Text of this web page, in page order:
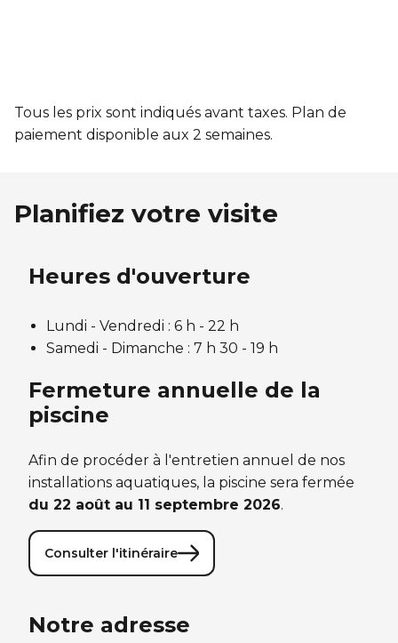
Tous les prix sont indiqués avant taxes. Plan de
paiement disponible aux 2 semaines.
Planifiez votre visite
Heures d'ouverture
Lundi - Vendredi : 6 h - 22 h
Samedi - Dimanche : 7 h 30 - 19 h
Fermeture annuelle de la
piscine
Afin de procéder à l'entretien annuel de nos
installations aquatiques, la piscine sera fermée
du 22 août au 11 septembre 2026.
Consulter l'itinéraire
Notre adresse